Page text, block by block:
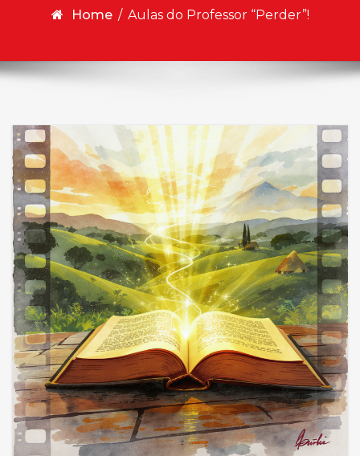
Home / Aulas do Professor “Perder”!